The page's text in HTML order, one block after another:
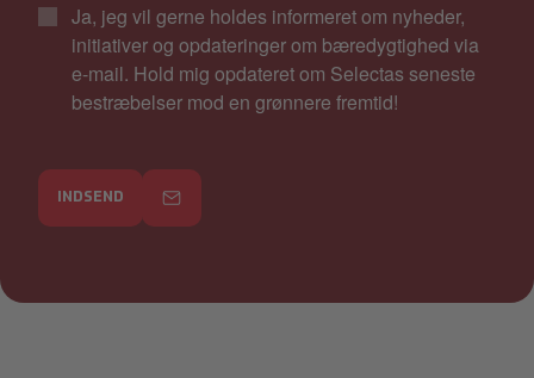
Ja, jeg vil gerne holdes informeret om nyheder,
initiativer og opdateringer om bæredygtighed via
e-mail. Hold mig opdateret om Selectas seneste
bestræbelser mod en grønnere fremtid!
INDSEND